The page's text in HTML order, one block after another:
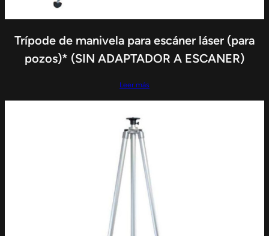
Trípode de manivela para escáner láser (para
pozos)* (SIN ADAPTADOR A ESCANER)
Leer más